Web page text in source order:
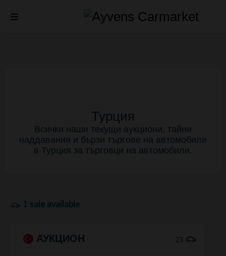
Турция
Всички наши текущи аукциони, тайни
наддавания и бързи търгове на автомобили
в Турция за търговци на автомобили.
1 sale available
АУКЦИОН 23